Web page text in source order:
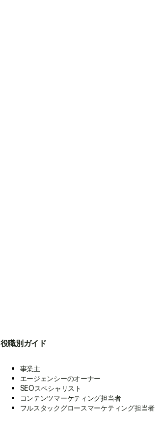
役職別ガイド
事業主
エージェンシーのオーナー
SEOスペシャリスト
コンテンツマーケティング担当者
フルスタックグロースマーケティング担当者